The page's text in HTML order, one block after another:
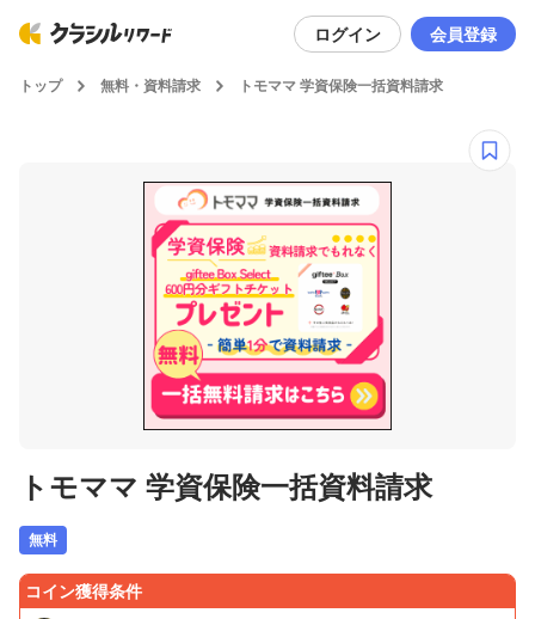
ログイン 会員登録
トップ 無料・資料請求 トモママ 学資保険一括資料請求
トモママ 学資保険一括資料請求
無料
コイン獲得条件